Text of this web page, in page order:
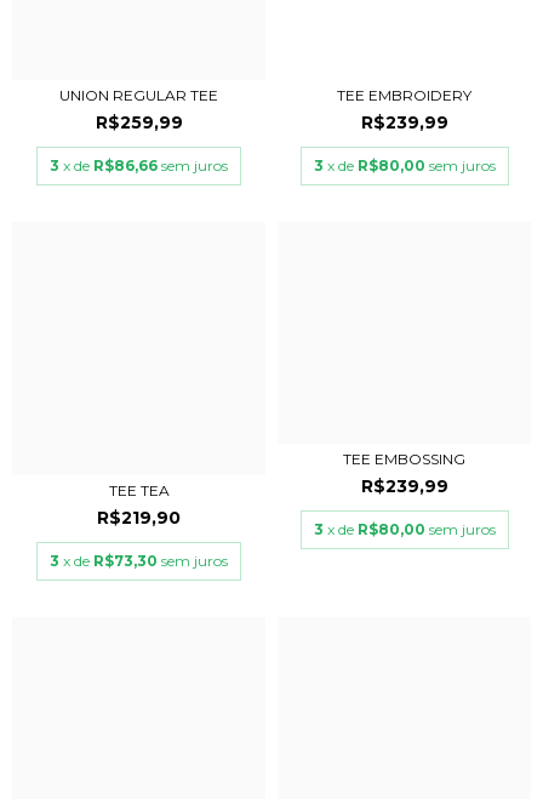
UNION REGULAR TEE
R$259,99
3 x de R$86,66 sem juros
TEE EMBROIDERY
R$239,99
3 x de R$80,00 sem juros
TEE TEA
R$219,90
3 x de R$73,30 sem juros
TEE EMBOSSING
R$239,99
3 x de R$80,00 sem juros